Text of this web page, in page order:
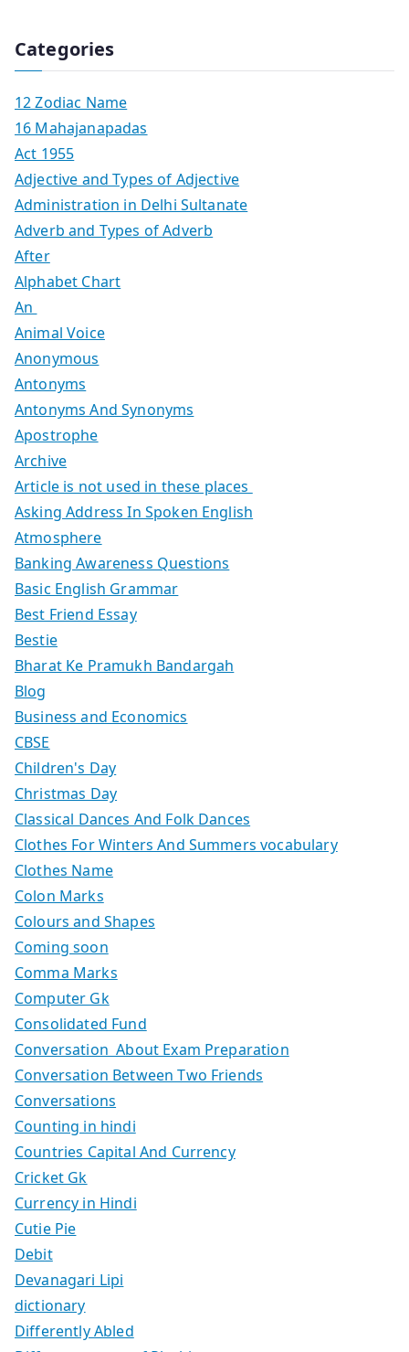
Categories
12 Zodiac Name
16 Mahajanapadas
Act 1955
Adjective and Types of Adjective
Administration in Delhi Sultanate
Adverb and Types of Adverb
After
Alphabet Chart
An
Animal Voice
Anonymous
Antonyms
Antonyms And Synonyms
Apostrophe
Archive
Article is not used in these places
Asking Address In Spoken English
Atmosphere
Banking Awareness Questions
Basic English Grammar
Best Friend Essay
Bestie
Bharat Ke Pramukh Bandargah
Blog
Business and Economics
CBSE
Children's Day
Christmas Day
Classical Dances And Folk Dances
Clothes For Winters And Summers vocabulary
Clothes Name
Colon Marks
Colours and Shapes
Coming soon
Comma Marks
Computer Gk
Consolidated Fund
Conversation About Exam Preparation
Conversation Between Two Friends
Conversations
Counting in hindi
Countries Capital And Currency
Cricket Gk
Currency in Hindi
Cutie Pie
Debit
Devanagari Lipi
dictionary
Differently Abled